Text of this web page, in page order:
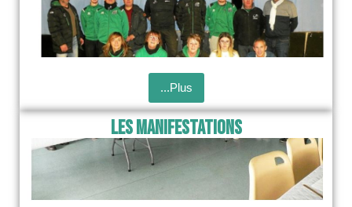
...Plus
Les Manifestations